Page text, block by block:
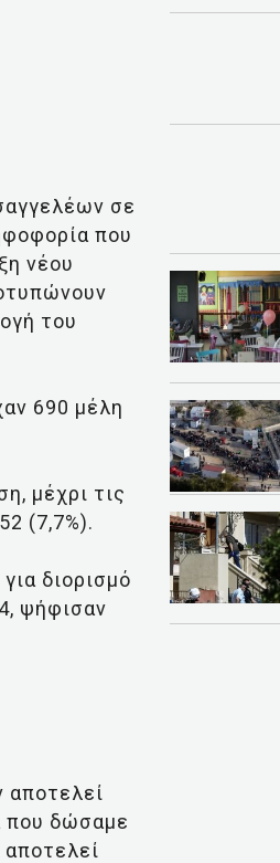
σε
που
νέου
του
690 μέλη
μέχρι τις
(7,7%).
διορισμό
ψήφισαν
αποτελεί
που δώσαμε